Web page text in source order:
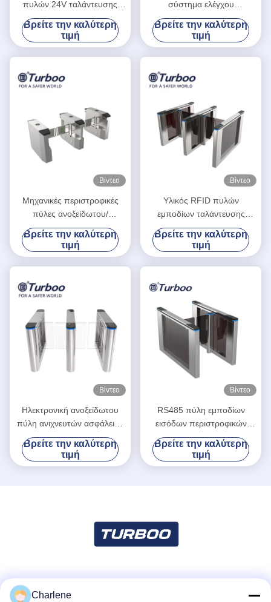
πυλών 24V ταλάντευσης
ανοξείδωτου ανιχνευτών
ασφάλειας
Βρείτε την καλύτερη
τιμή
σύστημα ελέγχου
προσπέλασης
περιστροφικών πυλών
εμποδίων χτυπημάτων
ύψους μέσης
Βρείτε την καλύτερη
τιμή
Βίντεο
Μηχανικές περιστροφικές
πύλες ανοξείδωτου/
εισελκόμενο εμπόδιο
χτυπημάτων για το έλεγχο
προσπέλασης σταδίων
Βρείτε την καλύτερη
τιμή
Βίντεο
Υλικός RFID πυλών
εμποδίων ταλάντευσης
κουπιών κατεύθυνσης
βισμουθίου αναγνώστης
καρτών ανοξείδωτου
Βρείτε την καλύτερη
τιμή
Βίντεο
Ηλεκτρονική ανοξείδωτου
πύλη ανιχνευτών ασφάλειας
περιστροφικών πυλών
ηλεκτρολυτική έλεγχος
προσπέλασης
Βρείτε την καλύτερη
τιμή
Βίντεο
RS485 πύλη εμποδίων
εισόδων περιστροφικών
πυλών ανοξείδωτου
επικοινωνίας για τη
βιβλιοθήκη
Βρείτε την καλύτερη
τιμή
Charlene